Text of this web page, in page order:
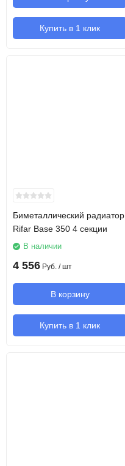
Купить в 1 клик
Биметаллический радиатор
Rifar Base 350 4 секции
В наличии
4 556 Руб. / шт
В корзину
Купить в 1 клик